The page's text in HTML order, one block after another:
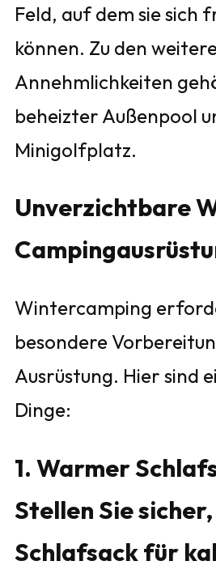
Feld, auf dem sie sich
können. Zu den
Annehmlichkeiten
beheizter Außenpool
Minigolfplatz.
Unverzichtbare
Wintercamping
besondere
Ausrüstung. Hier sind
Dinge:
1. Warmer
Stellen Sie
Schlafsack für